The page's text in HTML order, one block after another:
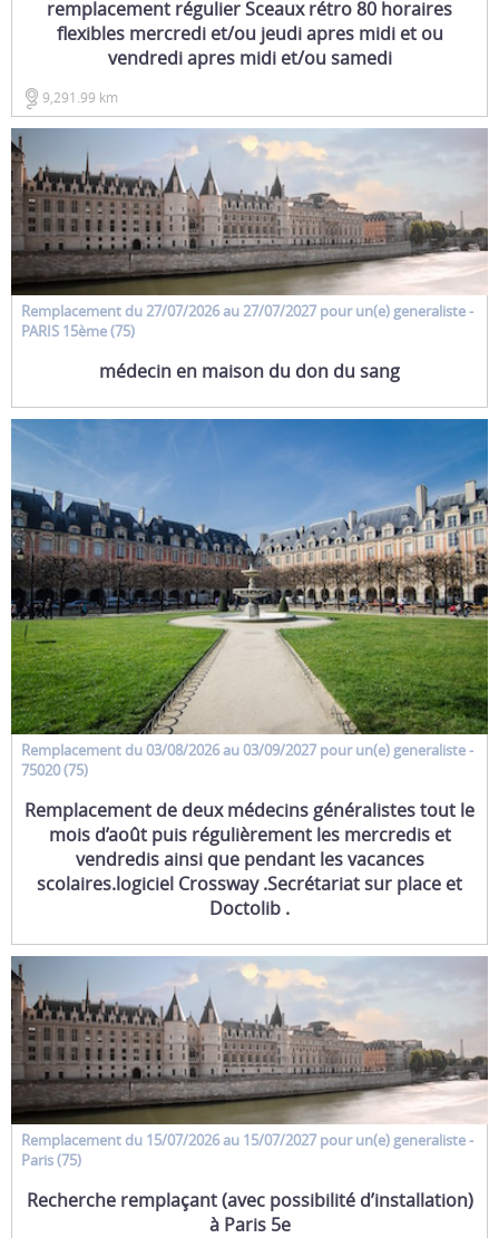
remplacement régulier Sceaux rétro 80 horaires
flexibles mercredi et/ou jeudi apres midi et ou
vendredi apres midi et/ou samedi
9,291.99 km
Remplacement du 27/07/2026 au 27/07/2027 pour un(e) generaliste-
PARIS 15ème (75)
médecin en maison du don du sang
Remplacement du 03/08/2026 au 03/09/2027 pour un(e) generaliste-
75020 (75)
Remplacement de deux médecins généralistes tout le
mois d’août puis régulièrement les mercredis et
vendredis ainsi que pendant les vacances
scolaires.logiciel Crossway .Secrétariat sur place et
Doctolib .
Remplacement du 15/07/2026 au 15/07/2027 pour un(e) generaliste-
Paris (75)
Recherche remplaçant (avec possibilité d’installation)
à Paris 5e